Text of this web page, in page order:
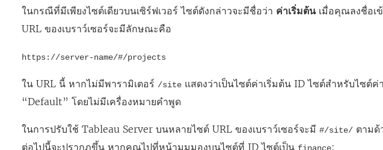
ในกรณีที่มีเพียงไซต์เดียวบนเซิร์ฟเวอร์ ไซต์ดังกล่าวจะมีชื่อว่า ค่าเริ่มต้นเมื่อคุณลงชื่อเ
URL ของเบราว์เซอร์จะมีลักษณะคือ
https://server-name/#/projects
ใน URL นี้ หากไม่มีพารามิเตอร์ /site แสดงว่าเป็นไซต์ค่าเริ่มต้น ID ไซต์สำหรับไซต์ค่
“Default” โดยไม่มีเครื่องหมายคำพูด
ในการปรับใช้ Tableau Server บนหลายไซต์ URL ของเบราว์เซอร์จะมี#/site/ ตามด้
ต่อไปนี้จะปรากฏขึ้น หากคุณไปที่หน้ามุมมองบนไซต์ที่ ID ไซต์เป็น
: